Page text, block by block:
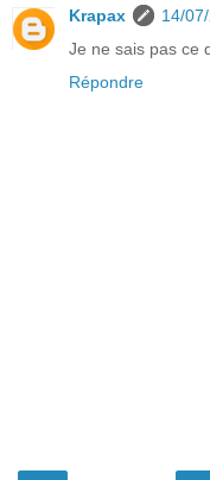
Krapax
14/
Je ne sais pas ce
Répondre